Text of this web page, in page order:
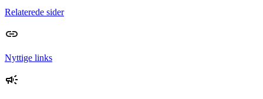
Relaterede sider
Nyttige links